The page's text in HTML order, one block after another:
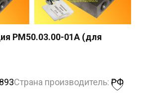
РМ50.03.00-01А (для
Страна производитель: РФ